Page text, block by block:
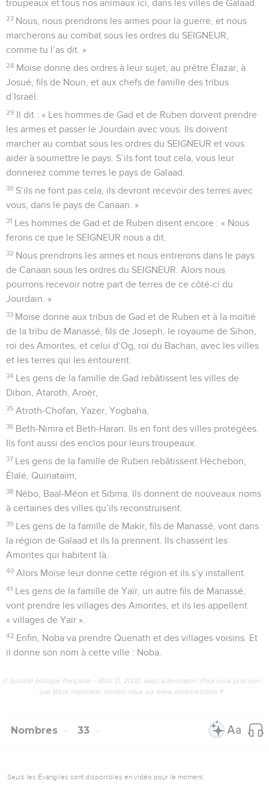
troupeaux et tous nos animaux ici, dans les villes de Galaad.
27 Nous, nous prendrons les armes pour la guerre, et nous
marcherons au combat sous les ordres du SEIGNEUR,
comme tu l’as dit. »
28 Moïse donne des ordres à leur sujet, au prêtre Élazar, à
Josué, fils de Noun, et aux chefs de famille des tribus
d’Israël.
29 Il dit : « Les hommes de Gad et de Ruben doivent prendre
les armes et passer le Jourdain avec vous. Ils doivent
marcher au combat sous les ordres du SEIGNEUR et vous
aider à soumettre le pays. S’ils font tout cela, vous leur
donnerez comme terres le pays de Galaad.
30 S’ils ne font pas cela, ils devront recevoir des terres avec
vous, dans le pays de Canaan. »
31 Les hommes de Gad et de Ruben disent encore : « Nous
ferons ce que le SEIGNEUR nous a dit.
32 Nous prendrons les armes et nous entrerons dans le pays
de Canaan sous les ordres du SEIGNEUR. Alors nous
pourrons recevoir notre part de terres de ce côté-ci du
Jourdain. »
33 Moïse donne aux tribus de Gad et de Ruben et à la moitié
de la tribu de Manassé, fils de Joseph, le royaume de Sihon,
roi des Amorites, et celui d’Og, roi du Bachan, avec les villes
et les terres qui les entourent.
34 Les gens de la famille de Gad rebâtissent les villes de
Dibon, Ataroth, Aroër,
35 Atroth-Chofan, Yazer, Yogbaha,
36 Beth-Nimra et Beth-Haran. Ils en font des villes protégées.
Ils font aussi des enclos pour leurs troupeaux.
37 Les gens de la famille de Ruben rebâtissent Hèchebon,
Élalé, Quiriataïm,
38 Nébo, Baal-Méon et Sibma. Ils donnent de nouveaux noms
à certaines des villes qu’ils reconstruisent.
39 Les gens de la famille de Makir, fils de Manassé, vont dans
la région de Galaad et ils la prennent. Ils chassent les
Amorites qui habitent là.
40 Alors Moïse leur donne cette région et ils s’y installent.
41 Les gens de la famille de Yaïr, un autre fils de Manassé,
vont prendre les villages des Amorites, et ils les appellent
« villages de Yaïr ».
42 Enfin, Noba va prendre Quenath et des villages voisins. Et
il donne son nom à cette ville : Noba.
© Société biblique française – Bibli’O, 2000, avec autorisation. Pour vous procurer
une Bible imprimée, rendez-vous sur www.editionsbiblio.fr
Nombres 33
Seuls les Évangiles sont disponibles en vidéo pour le moment.